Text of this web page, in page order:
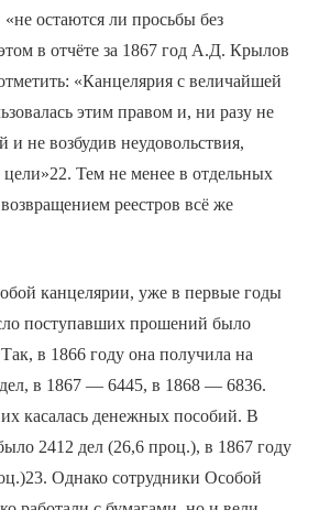
остаются ли просьбы без
в отчёте за 1867 год А.Д. Крылов
«Канцелярия с величайшей
этим правом и, ни разу не
не возбудив неудовольствия,
цели»22. Тем не менее в отдельных
реестров всё же
канцелярии, уже в первые годы
поступавших прошений было
в 1866 году она получила на
в 1867 — 6445, в 1868 — 6836.
их касалась денежных пособий. В
2412 дел (26,6 проц.), в 1867 году
Однако сотрудники Особой